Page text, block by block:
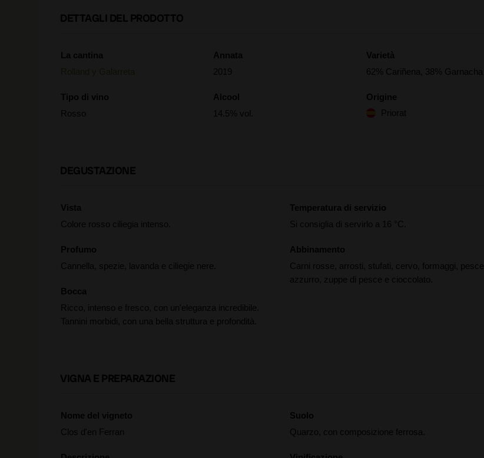
DETTAGLI DEL PRODOTTO
La cantina
Tipo di vino
Rosso
Annata
2019
Alcool
14.5% vol.
Varietà
62% Cariñena, 38% Garnacha
Origine
Priorat
DEGUSTAZIONE
Vista
Colore rosso ciliegia intenso.
Profumo
Cannella, spezie, lavanda e ciliegie nere.
Bocca
Ricco, intenso e fresco, con un'eleganza incredibile.
Tannini morbidi, con una bella struttura e profondità.
Temperatura di servizio
Si consiglia di servirlo a 16 °C.
Abbinamento
Carni rosse, arrosti, stufati, cervo, formaggi, pesce
azzurro, zuppe di pesce e cioccolato.
VIGNA E PREPARAZIONE
Nome del vigneto
Clos d'en Ferran
Suolo
Quarzo, con composizione ferrosa.